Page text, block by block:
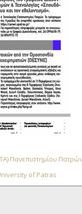
Πανεπιστημίου
of Patras